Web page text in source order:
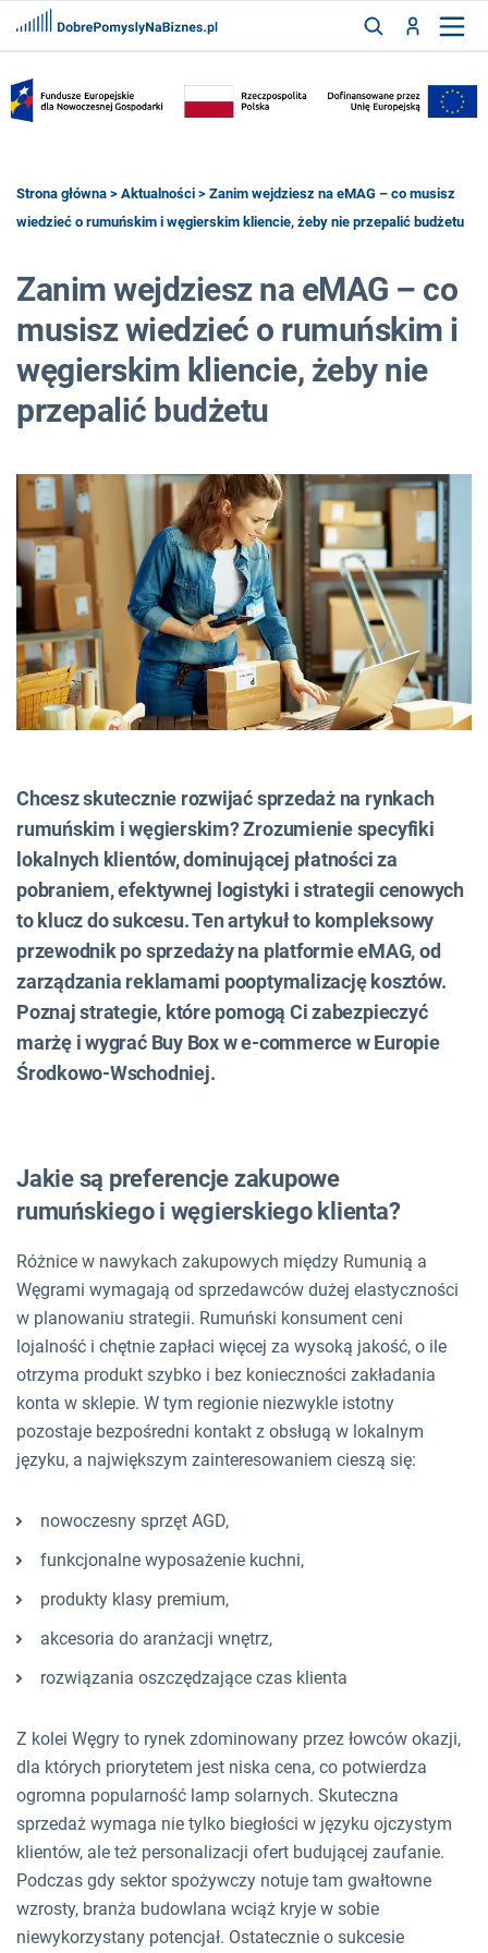
ZAREJESTRUJ
FRANCZYZY
Strona główna > Aktualności > Zanim wejdziesz na eMAG – co musisz
wiedzieć o rumuńskim i węgierskim kliencie, żeby nie przepalić budżetu
Zanim wejdziesz na eMAG – co
musisz wiedzieć o rumuńskim i
węgierskim kliencie, żeby nie
przepalić budżetu
Chcesz skutecznie rozwijać sprzedaż na rynkach
rumuńskim i węgierskim? Zrozumienie specyfiki
lokalnych klientów, dominującej płatności za
pobraniem, efektywnej logistyki i strategii cenowych
to klucz do sukcesu. Ten artykuł to kompleksowy
przewodnik po sprzedaży na platformie eMAG, od
zarządzania reklamami pooptymalizację kosztów.
Poznaj strategie, które pomogą Ci zabezpieczyć
marżę i wygrać Buy Box w e-commerce w Europie
Środkowo-Wschodniej.
Jakie są preferencje zakupowe
rumuńskiego i węgierskiego klienta?
Różnice w nawykach zakupowych między Rumunią a
Węgrami wymagają od sprzedawców dużej elastyczności
w planowaniu strategii. Rumuński konsument ceni
lojalność i chętnie zapłaci więcej za wysoką jakość, o ile
otrzyma produkt szybko i bez konieczności zakładania
konta w sklepie. W tym regionie niezwykle istotny
pozostaje bezpośredni kontakt z obsługą w lokalnym
języku, a największym zainteresowaniem cieszą się:
nowoczesny sprzęt AGD,
funkcjonalne wyposażenie kuchni,
produkty klasy premium,
akcesoria do aranżacji wnętrz,
rozwiązania oszczędzające czas klienta
Z kolei Węgry to rynek zdominowany przez łowców okazji,
dla których priorytetem jest niska cena, co potwierdza
ogromna popularność lamp solarnych. Skuteczna
sprzedaż wymaga nie tylko biegłości w języku ojczystym
klientów, ale też personalizacji ofert budującej zaufanie.
Podczas gdy sektor spożywczy notuje tam gwałtowne
wzrosty, branża budowlana wciąż kryje w sobie
niewykorzystany potencjał. Ostatecznie o sukcesie